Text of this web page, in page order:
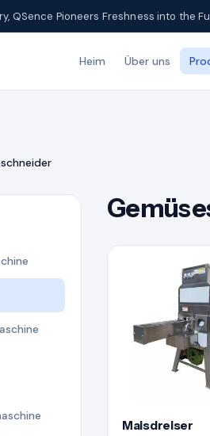
QSence Pioneers Freshness into the
Heim Über uns
Maisdreiser